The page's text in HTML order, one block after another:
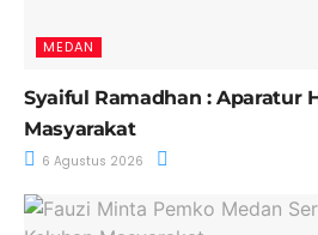
MEDAN
Syaiful Ramadhan : Aparatur
Masyarakat
6 Agustus 2026